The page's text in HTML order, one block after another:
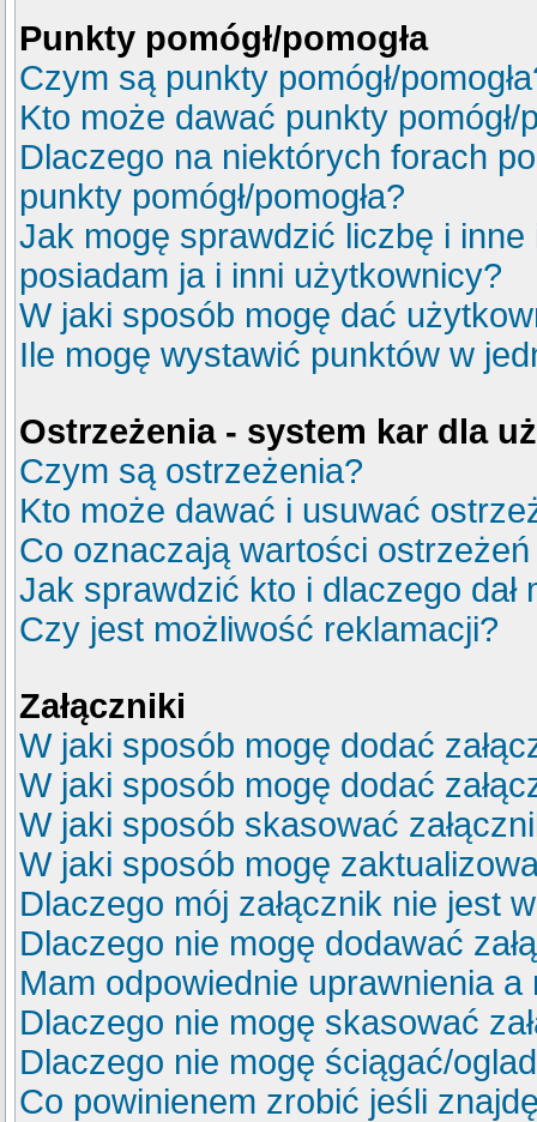
Punkty pomógł/pomogła
Czym są punkty pomógł/
Kto może dawać punkty pomógł/
Dlaczego na niektórych forach
punkty pomógł/pomogła?
Jak mogę sprawdzić liczbę i
posiadam ja i inni użytkownicy?
W jaki sposób mogę dać
Ile mogę wystawić punktów w
Ostrzeżenia - system kar dla
Czym są ostrzeżenia?
Kto może dawać i usuwać
Co oznaczają wartości
Jak sprawdzić kto i dlaczego dał
Czy jest możliwość reklamacji?
Załączniki
W jaki sposób mogę dodać
W jaki sposób mogę dodać
W jaki sposób skasować
W jaki sposób mogę
Dlaczego mój załącznik nie jest
Dlaczego nie mogę dodawać
Mam odpowiednie uprawnienia
Dlaczego nie mogę skasować
Dlaczego nie mogę ściągać/
Co powinienem zrobić jeśli